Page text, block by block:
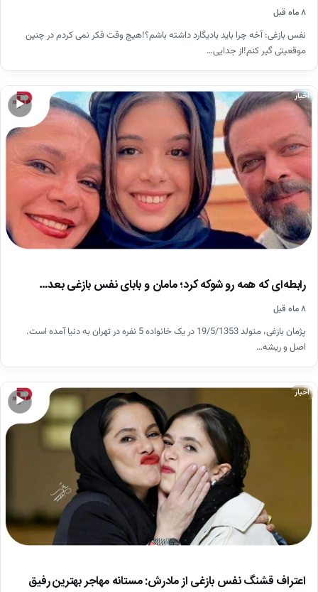
۸ ماه قبل
نفس بازغی: آخه چرا باید بادیگارد داشته باشم؟!هیچ وقت فکر نمی کردم در چنین
موقعیتی گیر کنم!از جدایی…
▶
اخبار
رابطه‌ای که همه رو شوکه کرد؛ مامان و بابای نفس بازغی بعد…
۸ ماه قبل
پژمان بازغی، متولد 19/5/1353 در یک خانواده 5 نفره در تهران به دنیا آمده است.
اصل و ریشه…
▶
اخبار
اعتراف قشنگ نفس بازغی از مادرش: مستانه مهاجر بهترین رفیق